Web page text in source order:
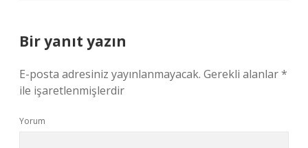
Bir yanıt yazın
E-posta adresiniz yayınlanmayacak. Gerekli alanlar*
ile işaretlenmişlerdir
Yorum